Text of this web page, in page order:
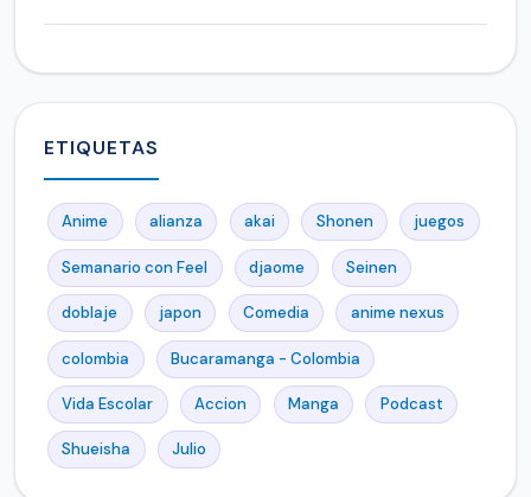
ETIQUETAS
Anime alianza akai Shonen juegos
Semanario con Feel djaome Seinen
doblaje japon Comedia anime nexus
colombia Bucaramanga - Colombia
Vida Escolar Accion Manga Podcast
Shueisha Julio